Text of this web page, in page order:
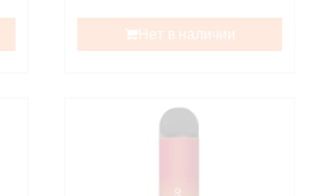
Нет в наличии